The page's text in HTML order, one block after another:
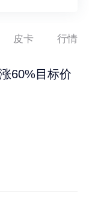
皮卡 行情
60%目标价